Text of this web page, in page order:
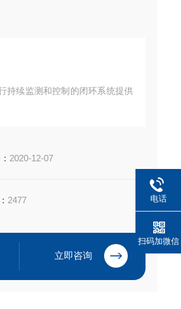
持续监测和控制的闭环系统提供
2020-12-07
2477
立即咨询
电话
扫码加微信